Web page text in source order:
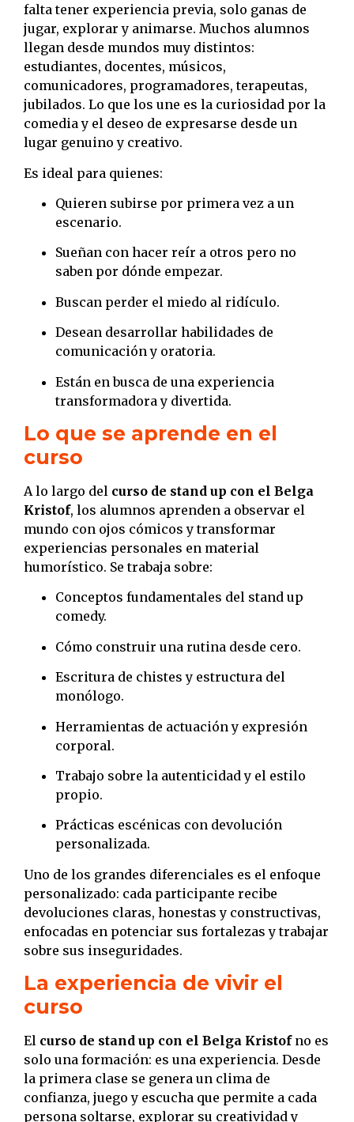
falta tener experiencia previa, solo ganas de
jugar, explorar y animarse. Muchos alumnos
llegan desde mundos muy distintos:
estudiantes, docentes, músicos,
comunicadores, programadores, terapeutas,
jubilados. Lo que los une es la curiosidad por la
comedia y el deseo de expresarse desde un
lugar genuino y creativo.
Es ideal para quienes:
Quieren subirse por primera vez a un
escenario.
Sueñan con hacer reír a otros pero no
saben por dónde empezar.
Buscan perder el miedo al ridículo.
Desean desarrollar habilidades de
comunicación y oratoria.
Están en busca de una experiencia
transformadora y divertida.
Lo que se aprende en el
curso
A lo largo del curso de stand up con el Belga
Kristof, los alumnos aprenden a observar el
mundo con ojos cómicos y transformar
experiencias personales en material
humorístico. Se trabaja sobre:
Conceptos fundamentales del stand up
comedy.
Cómo construir una rutina desde cero.
Escritura de chistes y estructura del
monólogo.
Herramientas de actuación y expresión
corporal.
Trabajo sobre la autenticidad y el estilo
propio.
Prácticas escénicas con devolución
personalizada.
Uno de los grandes diferenciales es el enfoque
personalizado: cada participante recibe
devoluciones claras, honestas y constructivas,
enfocadas en potenciar sus fortalezas y trabajar
sobre sus inseguridades.
La experiencia de vivir el
curso
El curso de stand up con el Belga Kristofno es
solo una formación: es una experiencia. Desde
la primera clase se genera un clima de
confianza, juego y escucha que permite a cada
persona soltarse, explorar su creatividad y